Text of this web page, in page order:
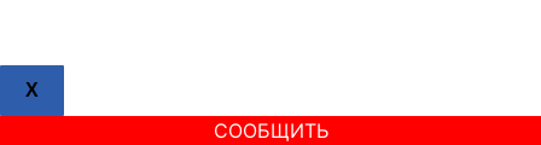
X
СООБЩИТЬ